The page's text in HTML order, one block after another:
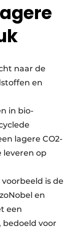
naar de
en
in bio-
lagere CO2-
leveren op
is de
en
een
voor